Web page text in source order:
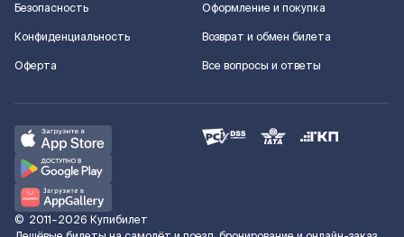
Безопасность
Конфиденциальность
Оферта
Оформление и покупка
Возврат и обмен билета
Все вопросы и ответы
© 2011–2026 Купибилет